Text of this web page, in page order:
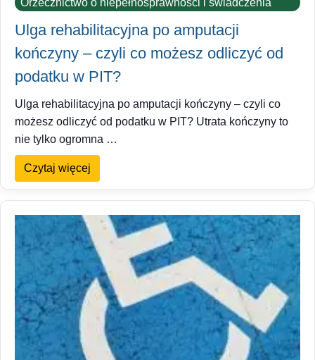
Ulga rehabilitacyjna po amputacji
kończyny – czyli co możesz odliczyć od
podatku w PIT?
Ulga rehabilitacyjna po amputacji kończyny – czyli co
możesz odliczyć od podatku w PIT? Utrata kończyny to
nie tylko ogromna …
Czytaj więcej